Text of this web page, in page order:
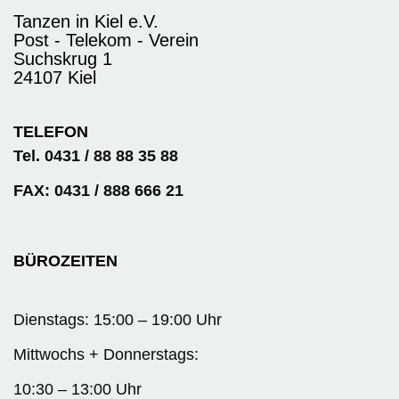
Tanzen in Kiel e.V.
Post - Telekom - Verein
Suchskrug 1
24107 Kiel
TELEFON
Tel. 0431 / 88 88 35 88
FAX: 0431 / 888 666 21
BÜROZEITEN
Dienstags: 15:00 – 19:00 Uhr
Mittwochs + Donnerstags:
10:30 – 13:00 Uhr